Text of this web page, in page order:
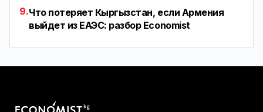
9.Что потеряет Кыргызстан, если Армения
выйдет из ЕАЭС: разбор Economist